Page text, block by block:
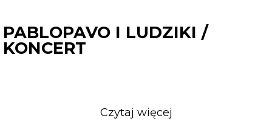
PABLOPAVO I LUDZIKI /
KONCERT
Czytaj więcej